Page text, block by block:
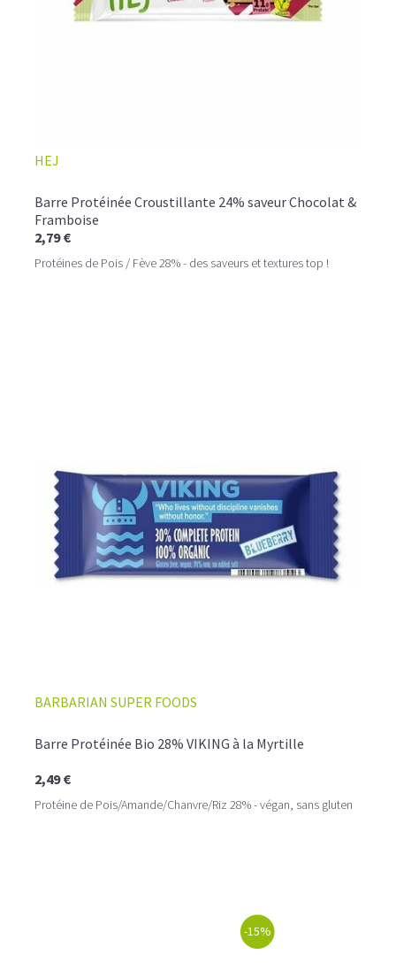
HEJ
Barre Protéinée Croustillante 24% saveur Chocolat &
Framboise
2,79 €
Protéines de Pois / Fève 28% - des saveurs et textures top !
BARBARIAN SUPER FOODS
Barre Protéinée Bio 28% VIKING à la Myrtille
2,49 €
Protéine de Pois/Amande/Chanvre/Riz 28% - végan, sans gluten
-15%